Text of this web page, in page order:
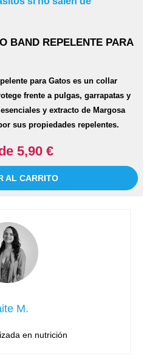
BAND REPELENTE PARA
para Gatos es un collar
frente a pulgas, garrapatas y
y extracto de Margosa
sus propiedades repelentes.
5,90 €
AL CARRITO
M.
en nutrición